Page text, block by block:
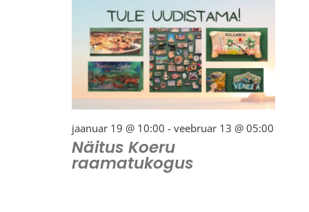
jaanuar 19 @ 10:00 -veebruar 13 @ 05:00
Näitus Koeru
raamatukogus